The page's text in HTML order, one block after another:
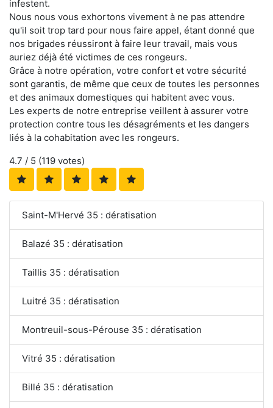
infestent.
Nous nous vous exhortons vivement à ne pas attendre
qu'il soit trop tard pour nous faire appel, étant donné que
nos brigades réussiront à faire leur travail, mais vous
auriez déjà été victimes de ces rongeurs.
Grâce à notre opération, votre confort et votre sécurité
sont garantis, de même que ceux de toutes les personnes
et des animaux domestiques qui habitent avec vous.
Les experts de notre entreprise veillent à assurer votre
protection contre tous les désagréments et les dangers
liés à la cohabitation avec les rongeurs.
4.7 / 5 (119 votes)
Saint-M'Hervé 35 : dératisation
Balazé 35 : dératisation
Taillis 35 : dératisation
Luitré 35 : dératisation
Montreuil-sous-Pérouse 35 : dératisation
Vitré 35 : dératisation
Billé 35 : dératisation